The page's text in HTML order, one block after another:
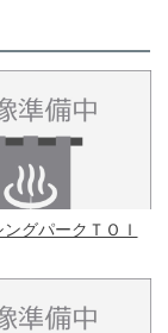
グパークＴＯＩ